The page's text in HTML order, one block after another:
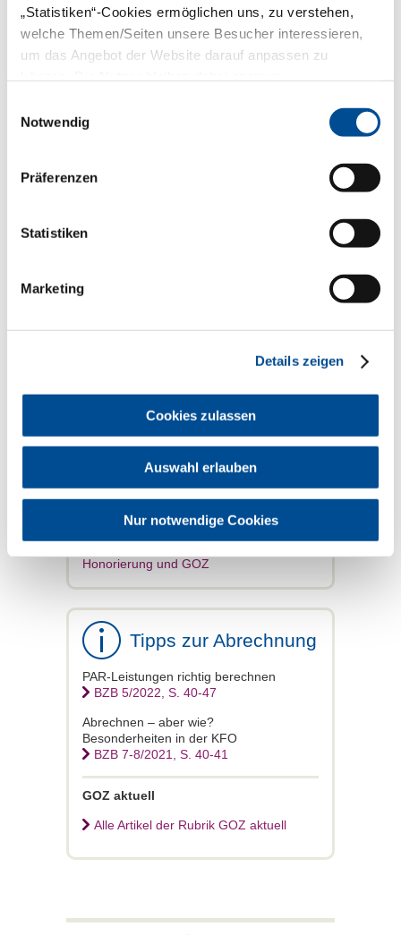
„Statistiken“-Cookies ermöglichen uns, zu verstehen,
welche Themen/Seiten unsere Besucher interessieren,
um das Angebot der Website darauf anpassen zu
Notwendig
Präferenzen
Statistiken
Marketing
Details zeigen
Cookies zulassen
Auswahl erlauben
Nur notwendige Cookies
noch in der Praxis oder bereits im Heim
stattfindet, erfordert die Behandlung
älterer Menschen ein hohes Maß an
Empathie. Kognitive oder motorische
zahnärztlichen Eingriffen in die
Zahnärztinnen und Zahnärzte mit
Das Referat Honorierungssysteme der
Abrechnungsbestimmungen, die im
Alterszahnheilkunde anfallen können.
Vollständiger Artikel aus dem
lesen (735 KB)
Referat Honorierungssysteme
Honorierung und GOZ
Tipps zur Abrechnung
PAR-Leistungen richtig berechnen
BZB 5/2022, S. 40-47
Abrechnen – aber wie?
Besonderheiten in der KFO
BZB 7-8/2021, S. 40-41
GOZ aktuell
Alle Artikel der Rubrik GOZ aktuell